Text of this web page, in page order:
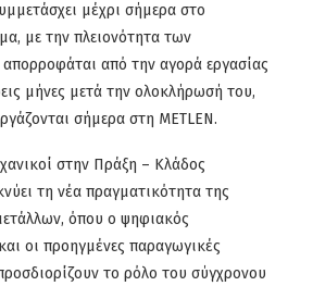
μέχρι σήμερα στο
με την πλειονότητα των
από την αγορά εργασίας
μήνες μετά την ολοκλήρωσή του,
σήμερα στη METLEN.
στην Πράξη – Κλάδος
τη νέα πραγματικότητα της
όπου ο ψηφιακός
οι προηγμένες παραγωγικές
το ρόλο του σύγχρονου